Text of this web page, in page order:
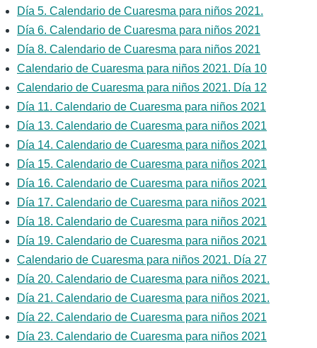
Día 5. Calendario de Cuaresma para niños 2021.
Día 6. Calendario de Cuaresma para niños 2021
Día 8. Calendario de Cuaresma para niños 2021
Calendario de Cuaresma para niños 2021. Día 10
Calendario de Cuaresma para niños 2021. Día 12
Día 11. Calendario de Cuaresma para niños 2021
Día 13. Calendario de Cuaresma para niños 2021
Día 14. Calendario de Cuaresma para niños 2021
Día 15. Calendario de Cuaresma para niños 2021
Día 16. Calendario de Cuaresma para niños 2021
Día 17. Calendario de Cuaresma para niños 2021
Día 18. Calendario de Cuaresma para niños 2021
Día 19. Calendario de Cuaresma para niños 2021
Calendario de Cuaresma para niños 2021. Día 27
Día 20. Calendario de Cuaresma para niños 2021.
Día 21. Calendario de Cuaresma para niños 2021.
Día 22. Calendario de Cuaresma para niños 2021
Día 23. Calendario de Cuaresma para niños 2021